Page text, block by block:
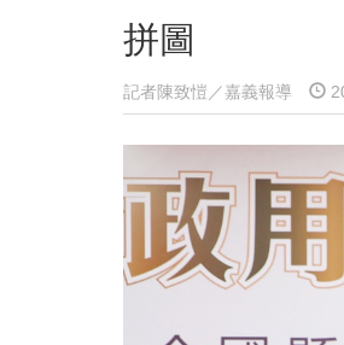
拼圖
記者陳致愷／嘉義報導